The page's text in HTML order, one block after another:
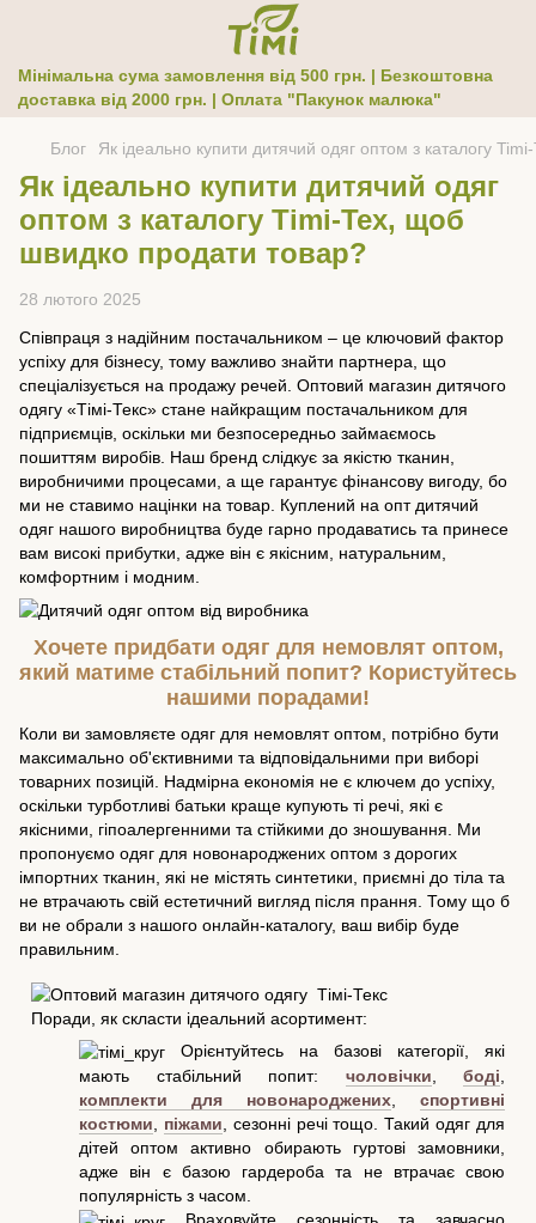
Мінімальна сума замовлення від 500 грн. | Безкоштовна
доставка від 2000 грн. | Оплата "Пакунок малюка"
Блог Як ідеально купити дитячий одяг оптом з каталогу
Як ідеально купити дитячий одяг
оптом з каталогу Timi-Tex, щоб
швидко продати товар?
28 лютого 2025
Співпраця з надійним постачальником – це ключовий фактор
успіху для бізнесу, тому важливо знайти партнера, що
спеціалізується на продажу речей. Оптовий магазин дитячого
одягу «Тімі-Текс» стане найкращим постачальником для
підприємців, оскільки ми безпосередньо займаємось
пошиттям виробів. Наш бренд слідкує за якістю тканин,
виробничими процесами, а ще гарантує фінансову вигоду, бо
ми не ставимо націнки на товар. Куплений на опт дитячий
одяг нашого виробництва буде гарно продаватись та принесе
вам високі прибутки, адже він є якісним, натуральним,
комфортним і модним.
Хочете придбати одяг для немовлят оптом,
який матиме стабільний попит? Користуйтесь
нашими порадами!
Коли ви замовляєте одяг для немовлят оптом, потрібно бути
максимально об'єктивними та відповідальними при виборі
товарних позицій. Надмірна економія не є ключем до успіху,
оскільки турботливі батьки краще купують ті речі, які є
якісними, гіпоалергенними та стійкими до зношування. Ми
пропонуємо одяг для новонароджених оптом з дорогих
імпортних тканин, які не містять синтетики, приємні до тіла та
не втрачають свій естетичний вигляд після прання. Тому що б
ви не обрали з нашого онлайн-каталогу, ваш вибір буде
правильним.
Поради, як скласти ідеальний асортимент:
Орієнтуйтесь на базові категорії, які
мають стабільний попит: чоловічки, боді,
комплекти для новонароджених, спортивні
костюми, піжами, сезонні речі тощо. Такий одяг для
дітей оптом активно обирають гуртові замовники,
адже він є базою гардероба та не втрачає свою
популярність з часом.